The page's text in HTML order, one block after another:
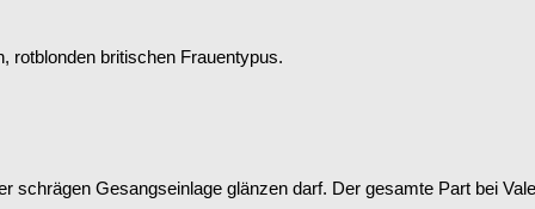
rotblonden britischen Frauentypus.
schrägen Gesangseinlage glänzen darf. Der gesamte Part bei